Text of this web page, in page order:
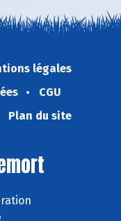
légales
CGU
Plan du site